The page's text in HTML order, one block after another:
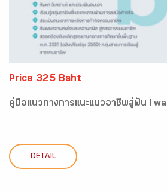
Price 325 Baht
คู่มือแนวทางการแนะแนวอาชีพสู่ฝัน I
DETAIL